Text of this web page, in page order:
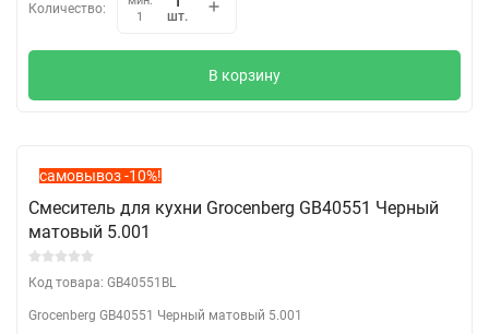
Количество:
1
шт.
В корзину
самовывоз -10%!
Смеситель для кухни Grocenberg GB40551 Черный
матовый 5.001
Код товара: GB40551BL
Grocenberg GB40551 Черный матовый 5.001